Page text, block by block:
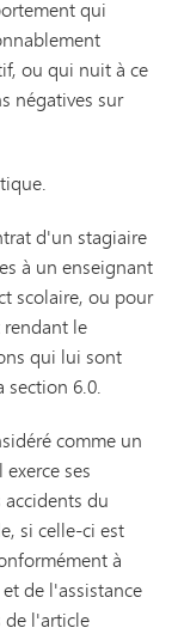
qui
ou qui nuit à ce
négatives sur
d'un stagiaire
à un enseignant
scolaire, ou pour
le
qui lui sont
section 6.0.
comme un
ses
du
si celle-ci est
à
de l'assistance
l'article